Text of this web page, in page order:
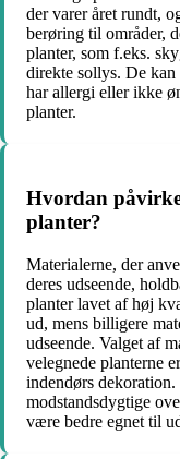
der varer året rundt,
berøring til områder,
planter, som f.eks.
direkte sollys. De
har allergi eller ikke
planter.
Hvordan
planter?
Materialerne, der
deres udseende,
planter lavet af høj
ud, mens billigere
udseende. Valget af
velegnede planterne
indendørs
modstandsdygtige
være bedre egnet til